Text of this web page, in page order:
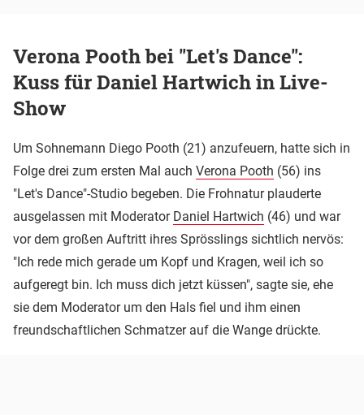
Verona Pooth bei "Let's Dance":
Kuss für Daniel Hartwich in Live-
Show
Um Sohnemann Diego Pooth (21) anzufeuern, hatte sich in
Folge drei zum ersten Mal auch Verona Pooth (56) ins
"Let's Dance"-Studio begeben. Die Frohnatur plauderte
ausgelassen mit Moderator Daniel Hartwich (46) und war
vor dem großen Auftritt ihres Sprösslings sichtlich nervös:
"Ich rede mich gerade um Kopf und Kragen, weil ich so
aufgeregt bin. Ich muss dich jetzt küssen", sagte sie, ehe
sie dem Moderator um den Hals fiel und ihm einen
freundschaftlichen Schmatzer auf die Wange drückte.